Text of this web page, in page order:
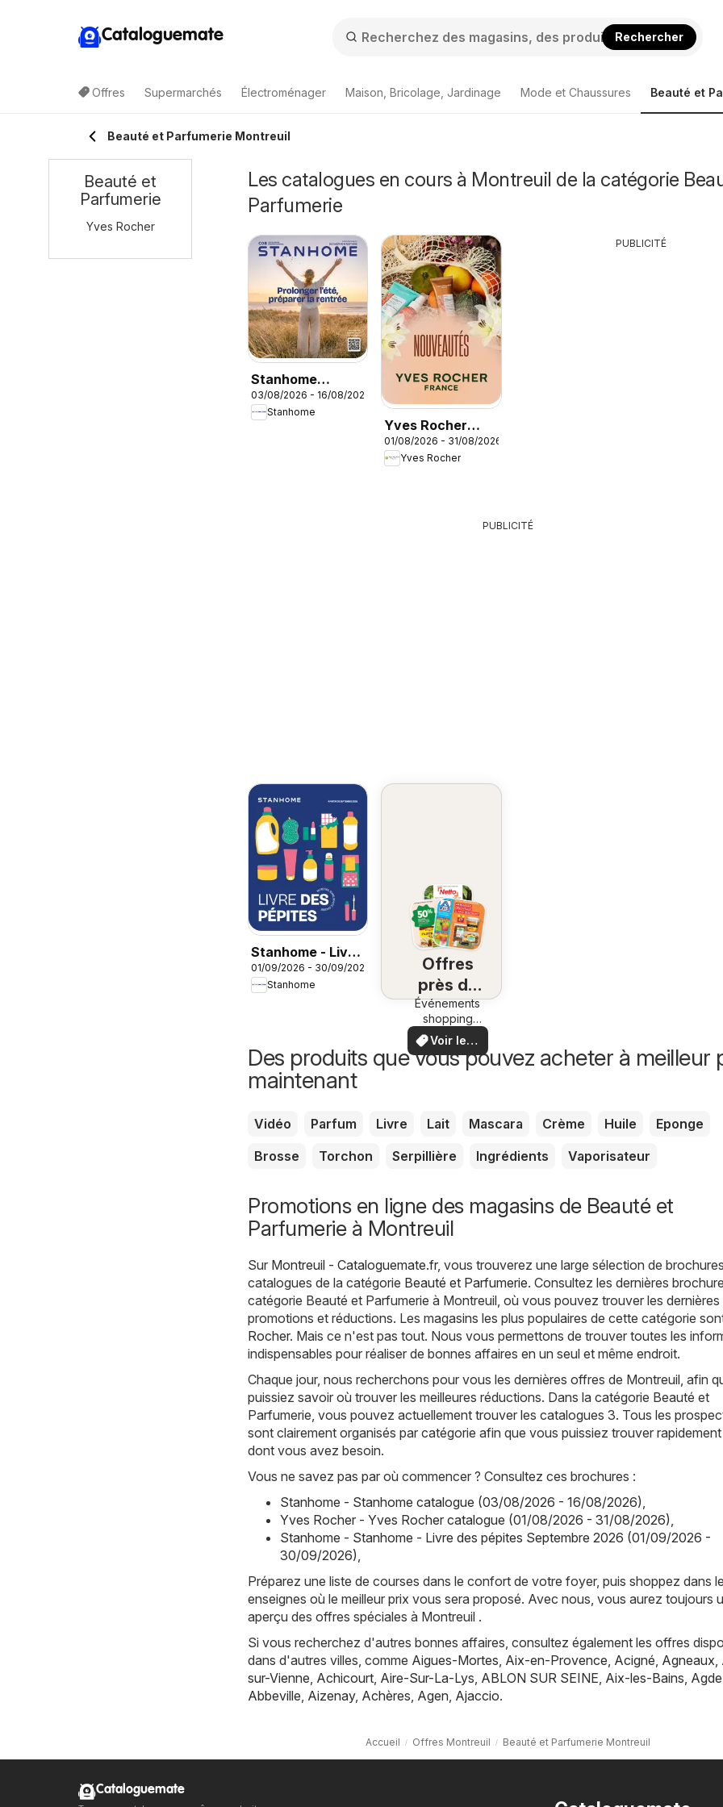
Cataloguemate Rechercher
Offres Supermarchés Électroménager Maison, Bricolage, Jardinage Mode et Chaussures Beauté et
Beauté et Parfumerie Montreuil
Les catalogues en cours à Montreuil de la catégorie
Parfumerie
Stanhome
catalogue
03/08/2026 - 16/08/2026
Stanhome
Yves Rocher
catalogue
01/08/2026 - 31/08/2026
Yves Rocher
PUBLICITÉ
PUBLICITÉ
Stanhome - Livre
des pépites
Septembre 2026
01/09/2026 - 30/09/2026
Stanhome
Offres
près de
chez
vous
Événements
shopping
locaux et
offres
spéciales
Voir les
offres
Des produits que vous pouvez acheter à meilleur
maintenant
Vidéo Parfum Livre Lait Mascara Crème Huile
Eponge
Brosse
Torchon Serpillière Ingrédients Vaporisateur
Promotions en ligne des magasins de Beauté et
Parfumerie à Montreuil
Sur Montreuil - Cataloguemate.fr, vous trouverez une large sélection de
catalogues de la catégorie Beauté et Parfumerie. Consultez les dernières
catégorie Beauté et Parfumerie à Montreuil, où vous pouvez trouver les dernières
promotions et réductions. Les magasins les plus populaires de cette catégorie
Rocher. Mais ce n'est pas tout. Nous vous permettons de trouver toutes les
indispensables pour réaliser de bonnes affaires en un seul et même endroit.
Chaque jour, nous recherchons pour vous les dernières offres de Montreuil, afin
puissiez savoir où trouver les meilleures réductions. Dans la catégorie Beauté et
Parfumerie, vous pouvez actuellement trouver les catalogues 3. Tous les
sont clairement organisés par catégorie afin que vous puissiez trouver
dont vous avez besoin.
Vous ne savez pas par où commencer ? Consultez ces brochures :
Stanhome - Stanhome catalogue (03/08/2026 - 16/08/2026)
Yves Rocher - Yves Rocher catalogue (01/08/2026 - 31/08/2026)
Stanhome - Stanhome - Livre des pépites Septembre 2026 (01/09/2026 -
30/09/2026)
Préparez une liste de courses dans le confort de votre foyer, puis shoppez dans
enseignes où le meilleur prix vous sera proposé. Avec nous, vous aurez toujours
aperçu des offres spéciales à Montreuil .
Si vous recherchez d'autres bonnes affaires, consultez également les offres
dans d'autres villes, comme Aigues-Mortes Aix-en-Provence Acigné Agneaux
sur-Vienne Achicourt Aire-Sur-La-Lys ABLON SUR SEINE Aix-les-Bains Agde
Abbeville Aizenay, Achères Agen Ajaccio.
Accueil Offres Montreuil Beauté et Parfumerie Montreuil
Beauté et
Parfumerie
Yves Rocher
Cataloguemate